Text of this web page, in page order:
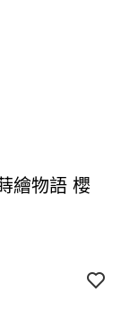
繪物語 櫻